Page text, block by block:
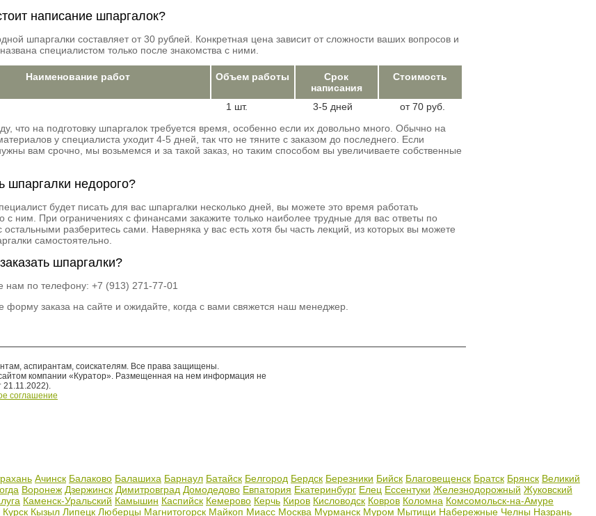
написание шпаргалок?
шпаргалки составляет от 30 рублей. Конкретная цена зависит от сложности ваших вопросов и
специалистом только после знакомства с ними.
Наименование работ Объем работы
Срок
написания
Стоимость
1 шт. 3-5 дней
от 70 руб.
что на подготовку шпаргалок требуется время, особенно если их довольно много. Обычно на
у специалиста уходит 4-5 дней, так что не тяните с заказом до последнего. Если
вам срочно, мы возьмемся и за такой заказ, но таким способом вы увеличиваете собственные
шпаргалки недорого?
будет писать для вас шпаргалки несколько дней, вы можете это время работать
с ним. При ограничениях с финансами закажите только наиболее трудные для вас ответы по
остальными разберитесь сами. Наверняка у вас есть хотя бы часть лекций, из которых вы можете
самостоятельно.
шпаргалки?
нам по телефону: +7 (913) 271-77-01
форму заказа на сайте и ожидайте, когда с вами свяжется наш менеджер.
аспирантам, соискателям. Все права защищены.
компании «Куратор». Размещенная на нем информация не
соглашение
Ачинск Балаково Балашиха Барнаул Батайск Белгород Бердск Березники Бийск Благовещенск Братск Брянск Великий
Воронеж Дзержинск Димитровград Домодедово Евпатория Екатеринбург Елец Ессентуки Железнодорожный Жуковский
Каменск-Уральский Камышин Каспийск Кемерово Керчь Киров Кисловодск Ковров Коломна Комсомольск-на-Амуре
Курск Кызыл Липецк Люберцы Магнитогорск Майкоп Миасс Москва Мурманск Муром Мытищи Набережные Челны Назрань